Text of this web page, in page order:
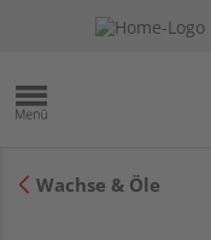
Wachse & Öle